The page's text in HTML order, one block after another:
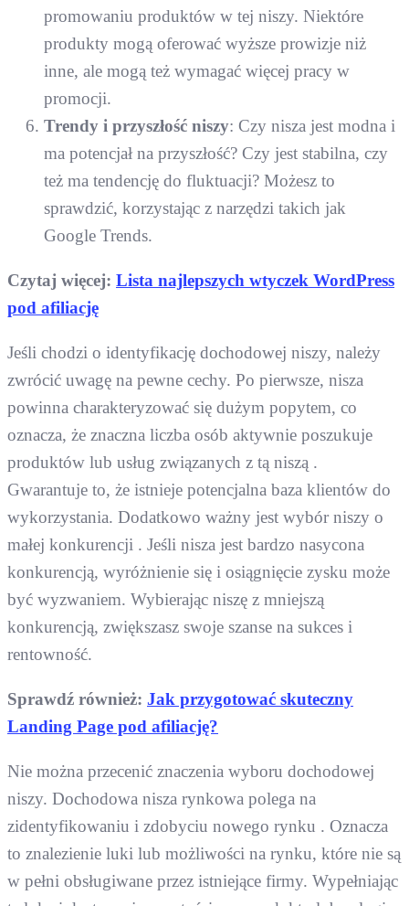
promowaniu produktów w tej niszy. Niektóre
produkty mogą oferować wyższe prowizje niż
inne, ale mogą też wymagać więcej pracy w
promocji.
Trendy i przyszłość niszy: Czy nisza jest modna i
ma potencjał na przyszłość? Czy jest stabilna, czy
też ma tendencję do fluktuacji? Możesz to
sprawdzić, korzystając z narzędzi takich jak
Google Trends.
Czytaj więcej: Lista najlepszych wtyczek WordPress
pod afiliację
Jeśli chodzi o identyfikację dochodowej niszy, należy
zwrócić uwagę na pewne cechy. Po pierwsze, nisza
powinna charakteryzować się dużym popytem, ​​co
oznacza, że ​​znaczna liczba osób aktywnie poszukuje
produktów lub usług związanych z tą niszą .
Gwarantuje to, że istnieje potencjalna baza klientów do
wykorzystania. Dodatkowo ważny jest wybór niszy o
małej konkurencji . Jeśli nisza jest bardzo nasycona
konkurencją, wyróżnienie się i osiągnięcie zysku może
być wyzwaniem. Wybierając niszę z mniejszą
konkurencją, zwiększasz swoje szanse na sukces i
rentowność.
Sprawdź również: Jak przygotować skuteczny
Landing Page pod afiliację?
Nie można przecenić znaczenia wyboru dochodowej
niszy. Dochodowa nisza rynkowa polega na
zidentyfikowaniu i zdobyciu nowego rynku . Oznacza
to znalezienie luki lub możliwości na rynku, które nie są
w pełni obsługiwane przez istniejące firmy. Wypełniając